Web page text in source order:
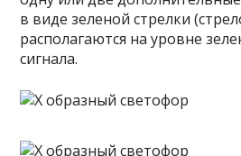
в виде зеленой стрелки
располагаются на уровне
сигнала.